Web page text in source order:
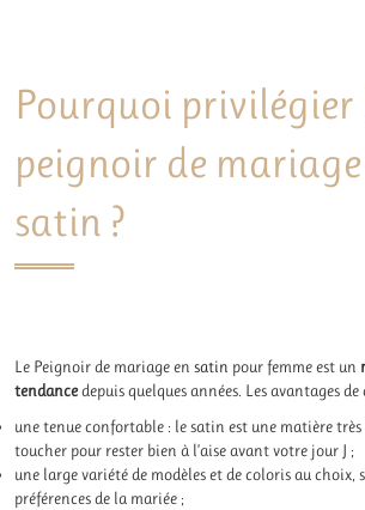
Pourquoi privilégier
peignoir de mariage
satin ?
Le Peignoir de mariage en satin pour femme est un
tendancedepuis quelques années. Les avantages de
une tenue confortable : le satin est une matière très
toucher pour rester bien à l’aise avant votre jour J ;
une large variété de modèles et de coloris au choix,
préférences de la mariée ;